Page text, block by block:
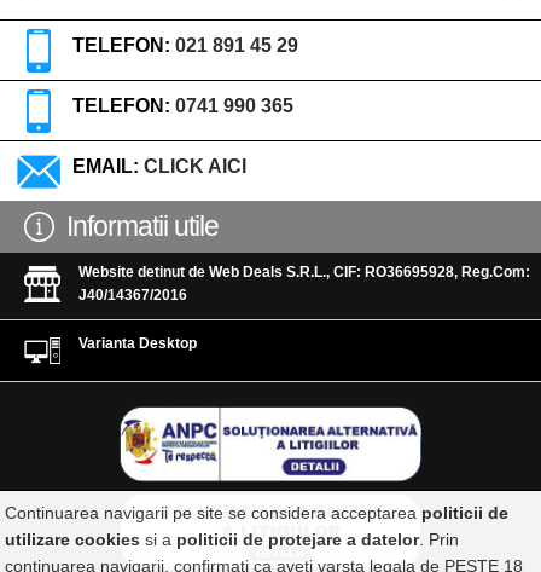
Continuarea navigarii pe site se considera acceptarea politicii de
utilizare cookies si a politicii de protejare a datelor. Prin
continuarea navigarii, confirmati ca aveti varsta legala de PESTE 18
TELEFON: 021 891 45 29
TELEFON: 0741 990 365
EMAIL: CLICK AICI
Informatii utile
Website detinut de Web Deals S.R.L., CIF: RO36695928, Reg.Com:
J40/14367/2016
Varianta Desktop